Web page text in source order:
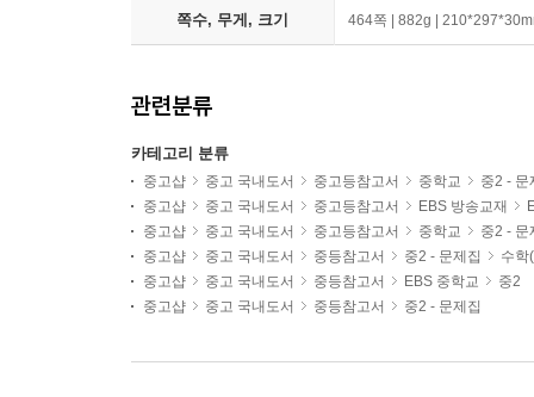
쪽수, 무게, 크기 464쪽 | 882g |
관련분류
카테고리 분류
중고샵 중고 국내도서 중고등참고서 중학교
중2 - 문
중고샵
중고 국내도서 중고등참고서 EBS 방송교재
중고샵
중고 국내도서 중고등참고서 중학교
중2 - 문
중고샵
중고 국내도서 중등참고서 중2 - 문제집
수학
중고샵
중고 국내도서 중등참고서 EBS 중학교
중2
중고샵
중고 국내도서 중등참고서 중2 - 문제집